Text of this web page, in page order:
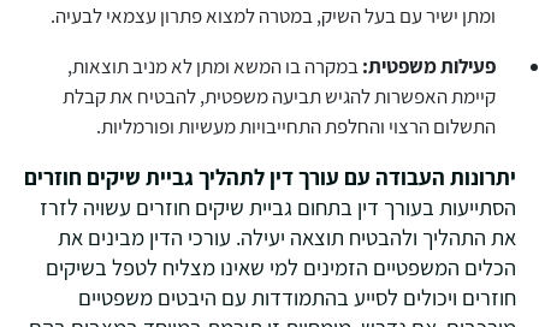
ומתן ישיר עם בעל השיק, במטרה למצוא פתרון עצמאי לבעיה.
פעילות משפטית:במקרה בו המשא ומתן לא מניב תוצאות,
קיימת האפשרות להגיש תביעה משפטית, להבטיח את קבלת
התשלום הרצוי והחלפת התחייבויות מעשיות ופורמליות.
יתרונות העבודה עם עורך דין לתהליך גביית שיקים חוזרים
הסתייעות בעורך דין בתחום גביית שיקים חוזרים עשויה לזרז
את התהליך ולהבטיח תוצאה יעילה. עורכי הדין מבינים את
הכלים המשפטיים הזמינים למי שאינו מצליח לטפל בשיקים
חוזרים ויכולים לסייע בהתמודדות עם היבטים משפטיים